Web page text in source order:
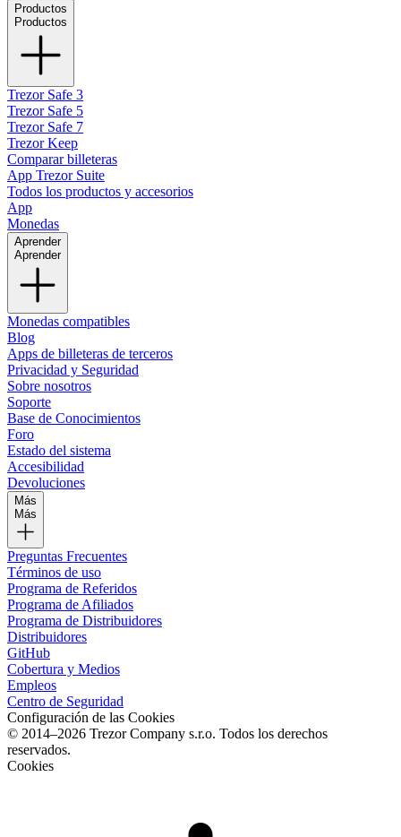
Productos
Productos
Trezor Safe 3
Trezor Safe 5
Trezor Safe 7
Trezor Keep
Comparar billeteras
App Trezor Suite
Todos los productos y accesorios
App
Monedas
Aprender
Aprender
Monedas compatibles
Blog
Apps de billeteras de terceros
Privacidad y Seguridad
Sobre nosotros
Soporte
Base de Conocimientos
Foro
Estado del sistema
Accesibilidad
Devoluciones
Más
Más
Preguntas Frecuentes
Términos de uso
Programa de Referidos
Programa de Afiliados
Programa de Distribuidores
Distribuidores
GitHub
Cobertura y Medios
Empleos
Centro de Seguridad
Configuración de las Cookies
© 2014–2026 Trezor Company s.r.o. Todos los derechos
reservados.
Cookies